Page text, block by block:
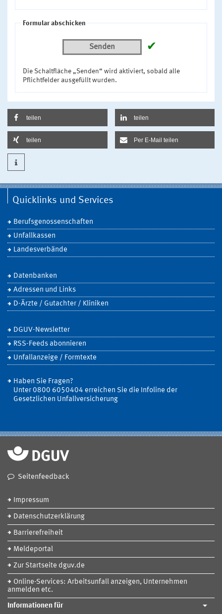
Formular abschicken
Senden ✔
Die Schaltfläche „Senden“ wird aktiviert, sobald alle
Pflichtfelder ausgefüllt wurden.
teilen teilen
teilen Per E-Mail teilen
Quicklinks und Services
Berufsgenossenschaften
Unfallkassen
Landesverbände
Datenbanken
Adressen und Links
D-Ärzte / Gutachter / Kliniken
DGUV-Newsletter
RSS-Feeds abonnieren
Unfallanzeige / Formtexte
Haben Sie Fragen?
Unter 0800 6050404 erreichen Sie die Infoline der
Gesetzlichen Unfallversicherung
Seitenfeedback
Impressum
Datenschutzerklärung
Barrierefreiheit
Meldeportal
Zur Startseite dguv.de
Online-Services: Arbeitsunfall anzeigen, Unternehmen
anmelden etc.
Informationen für